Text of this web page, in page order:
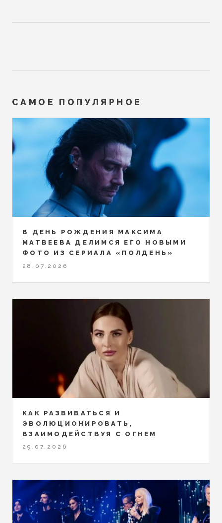
САМОЕ ПОПУЛЯРНОЕ
В ДЕНЬ РОЖДЕНИЯ МАКСИМА
МАТВЕЕВА ДЕЛИМСЯ ЕГО НОВЫМИ
ФОТО ИЗ СЕРИАЛА «ПОЛДЕНЬ»
28.07.2026
КАК РАЗВИВАТЬСЯ И
ЭВОЛЮЦИОНИРОВАТЬ,
ВЗАИМОДЕЙСТВУЯ С ОГНЕМ
29.07.2026